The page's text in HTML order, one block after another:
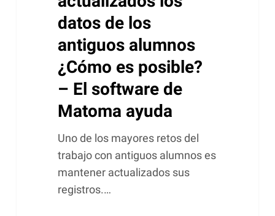
datos de los
antiguos alumnos
¿Cómo es posible?
– El software de
Matoma ayuda
Uno de los mayores retos del
trabajo con antiguos alumnos es
mantener actualizados sus
registros.…